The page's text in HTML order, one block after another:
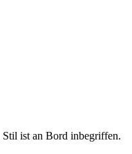
ist an Bord inbegriffen.